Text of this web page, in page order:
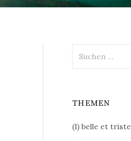
nach:
THEMEN
(1) belle et triste